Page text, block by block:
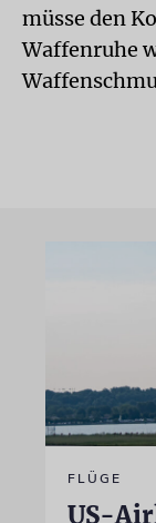
müsse den
Waffenruhe
FLÜGE
US-